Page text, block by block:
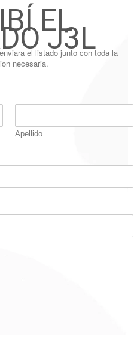
EL
J3L
el listado junto con toda la
necesaria.
Apellido